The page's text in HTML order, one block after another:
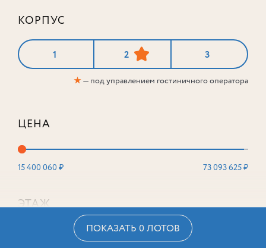
КОРПУС
1 2 3
★— под управлением гостиничного оператора
ЦЕНА
15 400 060 ₽ 73 093 625 ₽
ЭТАЖ
ПОКАЗАТЬ 0 ЛОТОВ